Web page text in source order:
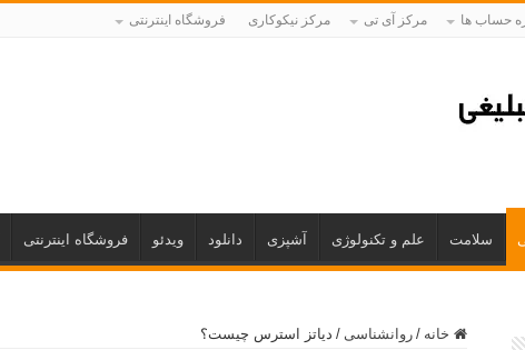
حساب ها مرکز آی تی مرکز نیکوکاری فروشگاه اینترنتی
سلامت علم و تکنولوژی آشپزی دانلود ویدئو فروشگاه اینترنتی
خانه / روانشناسی / دیاتز استرس چیست؟